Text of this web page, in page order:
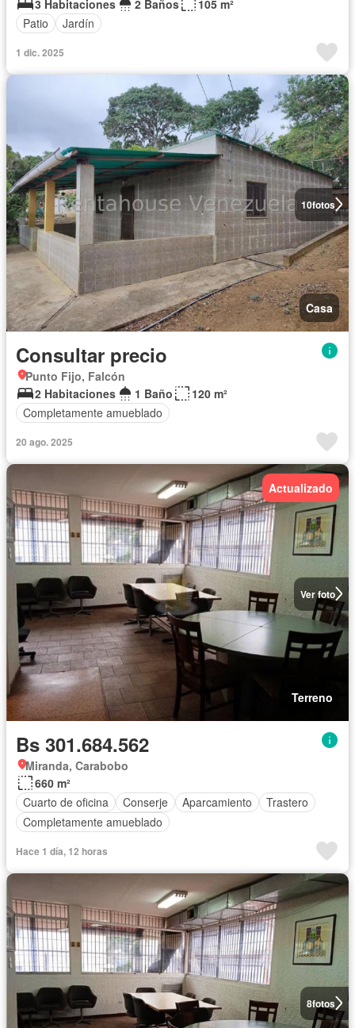
3 Habitaciones
2 Baños
105 m²
Patio
Jardín
1 dic. 2025
10fotos
Casa
Consultar precio
Punto Fijo, Falcón
2 Habitaciones
1 Baño
120 m²
Completamente amueblado
20 ago. 2025
Ver foto
Actualizado
Terreno
Bs 301.684.562
Miranda, Carabobo
660 m²
Cuarto de oficina
Conserje Aparcamiento
Trastero
Completamente amueblado
Hace 1 día, 12 horas
8fotos